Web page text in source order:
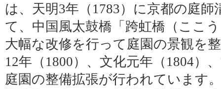
は、天明3年（1783）に京都の庭
て、中国風太鼓橋「跨虹橋（ここ
大幅な改修を行って庭園の景観を
12年（1800）、文化元年（1804）
庭園の整備拡張が行われています